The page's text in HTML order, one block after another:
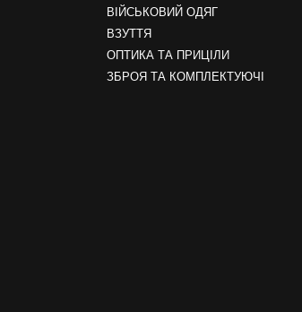
ВІЙСЬКОВИЙ ОДЯГ
ВЗУТТЯ
ОПТИКА ТА ПРИЦІЛИ
ЗБРОЯ ТА КОМПЛЕКТУЮЧІ